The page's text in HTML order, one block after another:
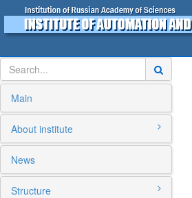
Main
About institute
News
Structure